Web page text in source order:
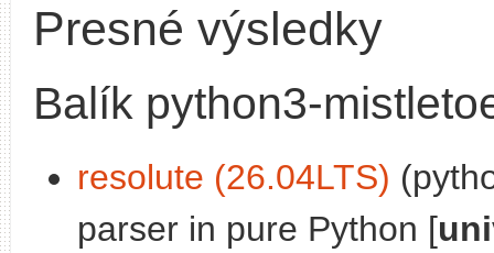
Presné výsledky
Balík python3-
resolute (26.04LTS)
parser in pure Python [